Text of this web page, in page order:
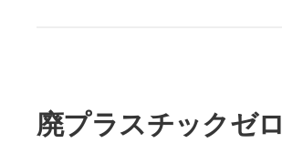
廃プラスチックゼロ